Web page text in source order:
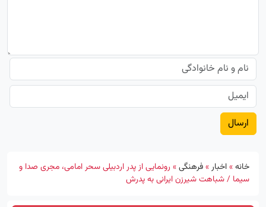
خانه»اخبار»فرهنگی» رونمایی از پدر اردبیلی سحر امامی، مجری صدا و
سیما / شباهت شیرزن ایرانی به پدرش